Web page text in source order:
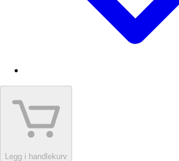
Legg i handlekurv